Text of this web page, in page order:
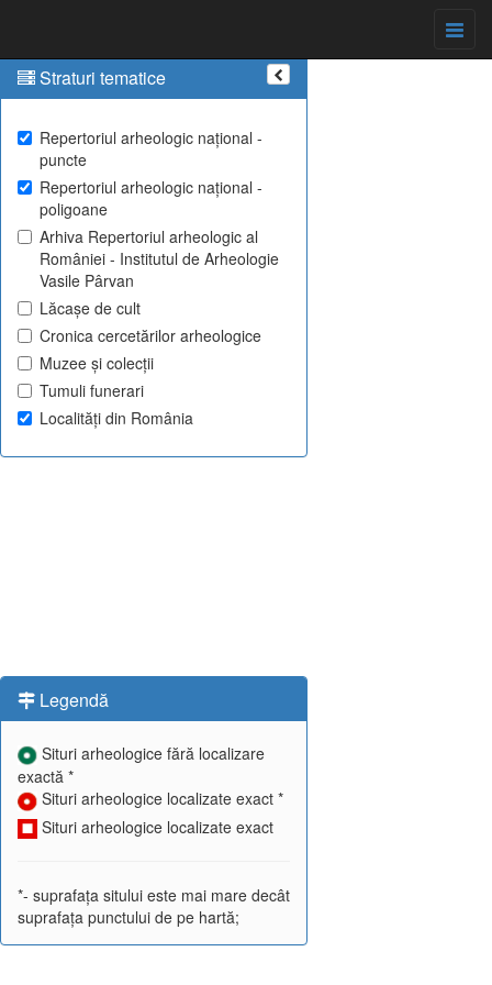
Straturi tematice
Repertoriul arheologic național -
puncte
Repertoriul arheologic național -
poligoane
Arhiva Repertoriul arheologic al
României - Institutul de Arheologie
Vasile Pârvan
Lăcașe de cult
Cronica cercetărilor arheologice
Muzee și colecții
Tumuli funerari
Localități din România
Legendă
Situri arheologice fără localizare
exactă *
Situri arheologice localizate exact *
Situri arheologice localizate exact
*- suprafața sitului este mai mare decât
suprafața punctului de pe hartă;